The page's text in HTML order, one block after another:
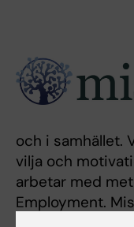
och i samhället.
vilja och
arbetar med
Employment.